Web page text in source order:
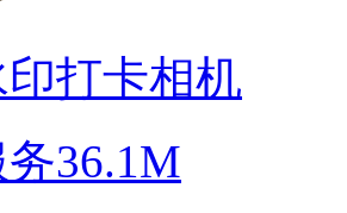
打卡相机
36.1M